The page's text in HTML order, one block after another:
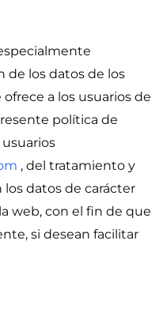
de los datos de los
a los usuarios de
política de
, del tratamiento y
los datos de carácter
web, con el fin de que
si desean facilitar